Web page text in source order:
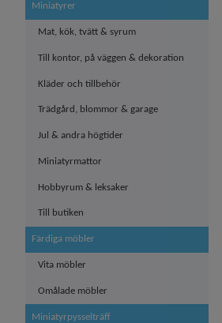
Miniatyrer
Mat, kök, tvätt & syrum
Till kontor, på väggen & dekoration
Kläder och tillbehör
Trädgård, blommor & garage
Jul & andra högtider
Miniatyrmattor
Hobbyrum & leksaker
Till butiken
Färdiga möbler
Vita möbler
Omålade möbler
Miniatyrpysselträff